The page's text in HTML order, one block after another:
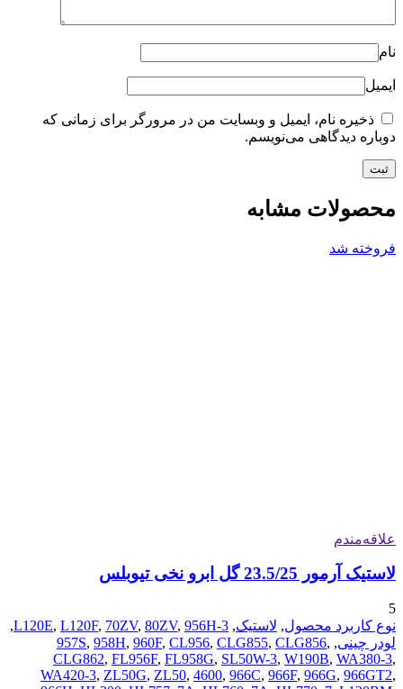
نام
ایمیل
ذخیره نام، ایمیل و وبسایت من در مرورگر برای زمانی که
دوباره دیدگاهی می‌نویسم.
محصولات مشابه
فروخته شد
علاقه‌مندم
لاستیک آرمور 23.5/25 گل ابرو نخی تیوبلس
5
نوع کاربرد محصول, لاستیک,
L120E, L120F, 70ZV, 80ZV, 956H-3
,
لودر چینی,
957S, 958H, 960F, CL956, CLG855, CLG856,
CLG862, FL956F, FL958G, SL50W-3, W190B, WA380-3,
WA420-3, ZL50G, ZL50, 4600, 966C, 966F, 966G, 966GT2,